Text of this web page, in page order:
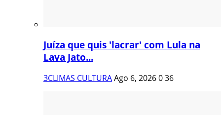
Juíza que quis 'lacrar' com Lula na
Lava Jato...
3CLIMAS CULTURAAgo 6, 2026036